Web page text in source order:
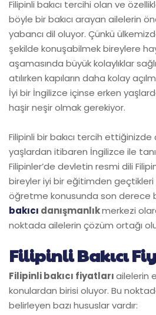
Filipinli bakıcı tercihi olan ve
böyle bir bakıcı arayan ailelerin
yabancı dil oluyor. Çünkü
şekilde konuşabilmek bireylere
aşamasında büyük kolaylıklar
atılırken kapıların daha kolay
İyi bir İngilizce içinse erken
haşir neşir olmak gerekiyor.
Filipinli bir bakıcı tercih
yaşlardan itibaren İngilizce ile
Filipinler’de devletin resmi dili
bireyler iyi bir eğitimden geçtikleri
öğretme konusunda son derece
bakıcı danışmanlıkmerkezi
noktada ailelerin çözüm ortağı
Filipinli Bakıcı
Filipinli bakıcı fiyatlarıailelerin
konulardan birisi oluyor. Bu
belirleyen bazı hususlar vardır: